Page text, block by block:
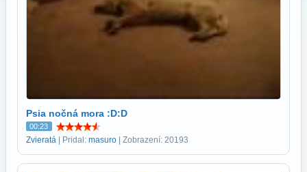
Psia nočná mora :D:D
00:23
Zvieratá | Pridal: masuro | Zobrazení: 20193